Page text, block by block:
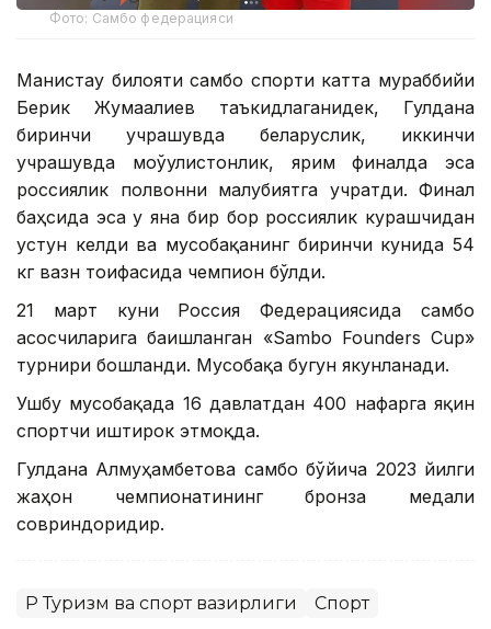
Фото: Самбо федерацияси
Манғистау билояти самбо спорти катта мураббийи
Берик Жумағалиев таъкидлаганидек, Гулдана
биринчи учрашувда беларуслик, иккинчи
учрашувда моўғулистонлик, ярим финалда эса
россиялик полвонни мағлубиятга учратди. Финал
баҳсида эса у яна бир бор россиялик курашчидан
устун келди ва мусобақанинг биринчи кунида 54
кг вазн тоифасида чемпион бўлди.
21 март куни Россия Федерациясида самбо
асосчиларига бағишланган «Sambo Founders Cup»
турнири бошланди. Мусобақа бугун якунланади.
Ушбу мусобақада 16 давлатдан 400 нафарга яқин
спортчи иштирок этмоқда.
Гулдана Алмуҳамбетова самбо бўйича 2023 йилги
жаҳон чемпионатининг бронза медали
совриндоридир.
ҚР Туризм ва спорт вазирлиги Спорт